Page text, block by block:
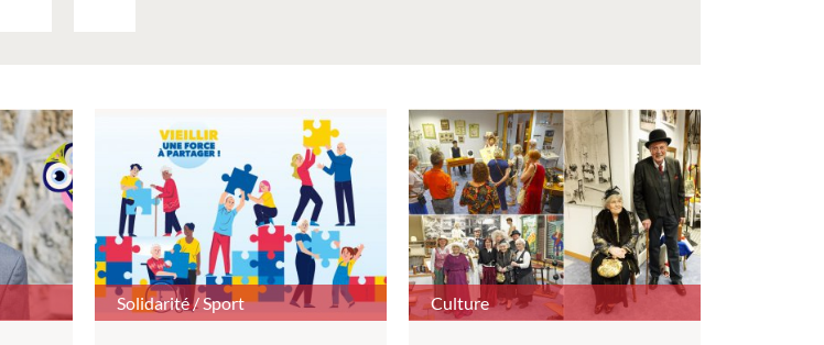
Solidarité / Sport Culture